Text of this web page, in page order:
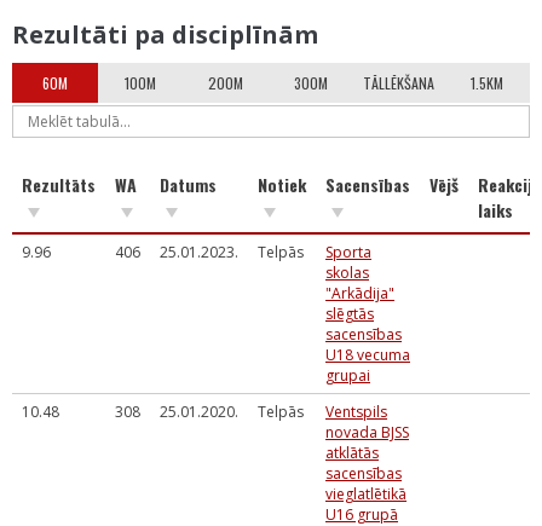
Rezultāti pa disciplīnām
60M 100M 200M 300M TĀLLĒKŠANA 1.5KM
Rezultāts WA Datums Notiek Sacensības Vējš
laiks
9.96 406 25.01.2023. Telpās
Sporta
skolas
"Arkādija"
slēgtās
sacensības
U18 vecuma
grupai
10.48
308 25.01.2020. Telpās
Ventspils
novada BJSS
atklātās
sacensības
vieglatlētikā
U16 grupā